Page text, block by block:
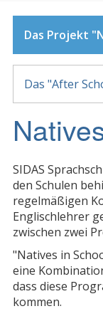
Das Projekt
Das "After
SIDAS
den Schulen
regelmäßigen
Englischlehrer
zwischen zwei
"Natives in
eine
dass diese
kommen.